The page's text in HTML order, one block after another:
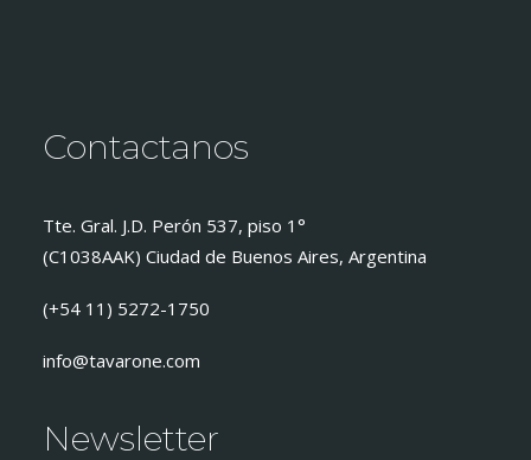
Contactanos
Tte. Gral. J.D. Perón 537, piso 1°
(C1038AAK) Ciudad de Buenos Aires, Argentina
(+54 11) 5272-1750
info@tavarone.com
Newsletter